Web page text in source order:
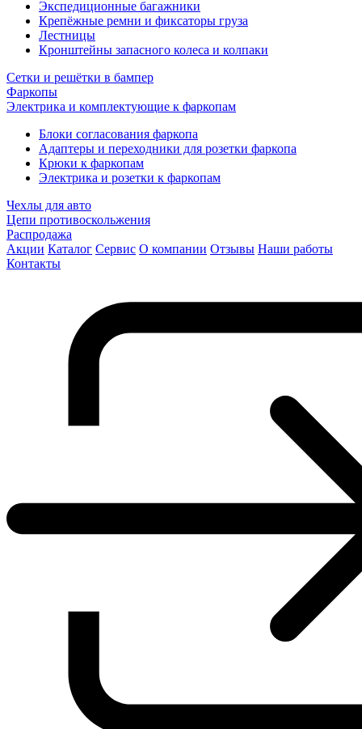
Экспедиционные багажники
Крепёжные ремни и фиксаторы груза
Лестницы
Кронштейны запасного колеса и колпаки
Сетки и решётки в бампер
Фаркопы
Электрика и комплектующие к фаркопам
Блоки согласования фаркопа
Адаптеры и переходники для розетки фаркопа
Крюки к фаркопам
Электрика и розетки к фаркопам
Чехлы для авто
Цепи противоскольжения
Распродажа
Акции Каталог Сервис О компании Отзывы Наши работы
Контакты